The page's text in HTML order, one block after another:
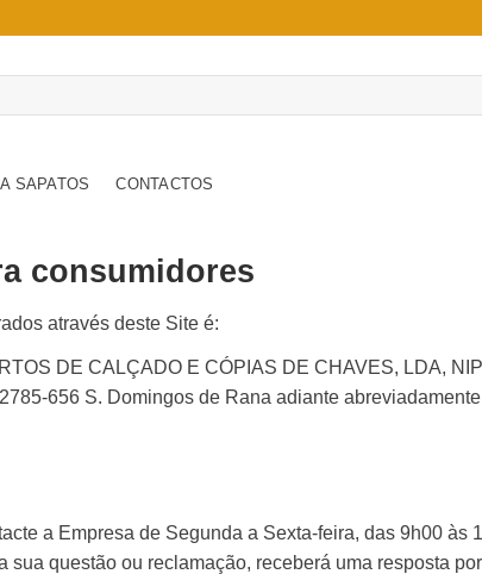
SAPATOS CONTACTOS
consumidores
através deste Site é:
DE CALÇADO E CÓPIAS DE CHAVES, LDA,
656 S. Domingos de Rana adiante
a Empresa de Segunda a Sexta-feira, das 9h00 às
questão ou reclamação, receberá uma resposta